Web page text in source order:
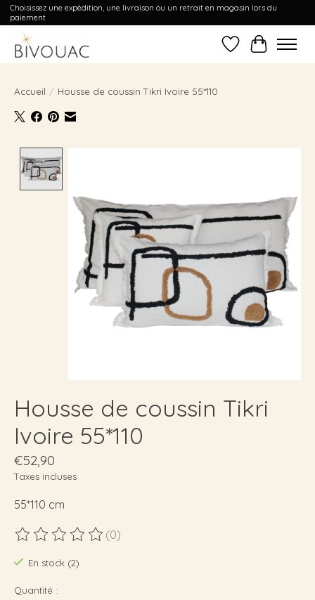
Choisissez une expédition, une livraison ou un retrait en magasin lors du
paiement
Liste dePanier
Accueil / Housse de coussin Tikri Ivoire 55*110
Housse de coussin Tikri
Ivoire 55*110
€52,90
Taxes incluses
55*110 cm
Ce produit est évalué à
(0)
En stock (2)
Quantité :